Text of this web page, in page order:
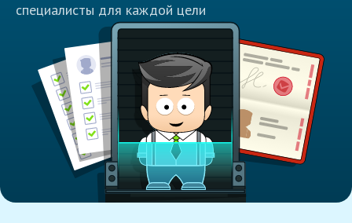
специалисты для каждой цели